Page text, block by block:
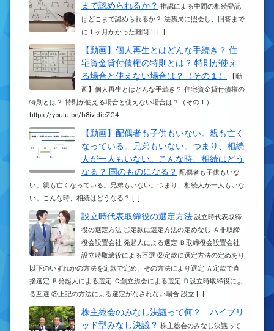
まで認められるか？ 推認による中間の相続登記
はどこまで認められるか？ 法務局に照会し、回答まで
に１ヶ月かかった難問！ […]
【動画】個人再生とはどんな手続き？ 住
宅資金貸付債権の特則とは？ 特則が使え
る場合と使えない場合は？（その１）
【動
画】個人再生とはどんな手続き？ 住宅資金貸付債権の
特則とは？ 特則が使える場合と使えない場合は？（その１）
https://youtu.be/h8ividieZG4
【動画】配偶者も子供もいない。親も亡く
なっている。兄弟もいない。つまり、相続
人が一人もいない。こんな時、相続はどう
なる？ 国のものになる？ 配偶者も子供もいな
い。親も亡くなっている。兄弟もいない。つまり、相続人が一人もいな
い。こんな時、相続はどうなる？ […]
設立時代表取締役の選定方法 設立時代表取締
役の選定方法 ①定款に選定方法の定めなし Ａ非取締
役会設置会社 発起人による選定 Ｂ取締役会設置会社
設立時取締役による互選 ②定款に選定方法の定めあり
以下のいずれかの方法を定款で定め、その方法により選定 Ａ定款で直
接選定 Ｂ発起人による選定 Ｃ創立総会による選定 Ｄ設立時取締役によ
る互選 ③上記の方法による選定がなされない場合 設立 […]
株主総会のみなし決議って何？ ハイブリ
ッド型みなし決議？ 株主総会のみなし決議って